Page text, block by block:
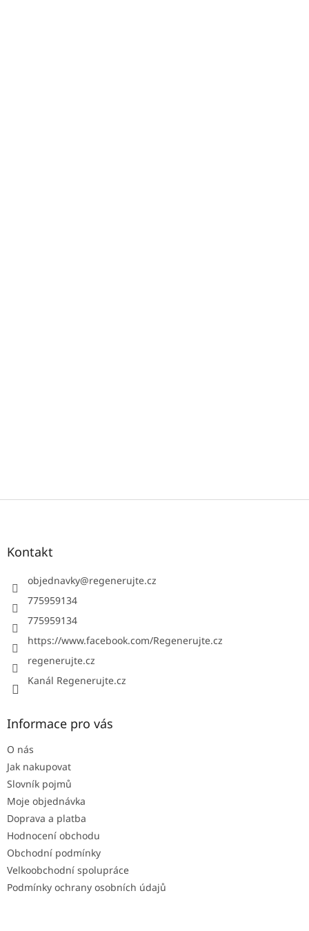
Z
Kontakt
objednavky@regenerujte.cz
775959134
775959134
https://www.facebook.com/Regenerujte.cz
regenerujte.cz
Kanál Regenerujte.cz
Informace pro vás
O nás
Jak nakupovat
Slovník pojmů
Moje objednávka
Doprava a platba
Hodnocení obchodu
Obchodní podmínky
Velkoobchodní spolupráce
Podmínky ochrany osobních údajů